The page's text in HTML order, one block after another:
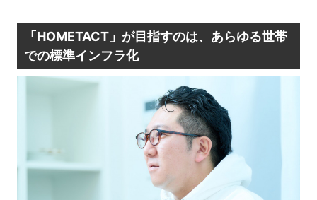
「HOMETACT」が目指すのは、あらゆる世帯
での標準インフラ化